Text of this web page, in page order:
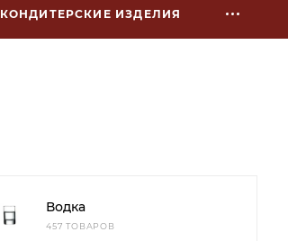
КОНДИТЕРСКИЕ ИЗДЕЛИЯ
Водка
457 ТОВАРОВ